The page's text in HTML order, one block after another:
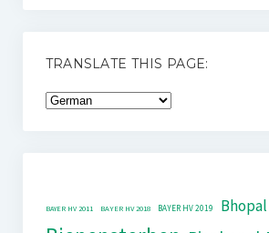
TRANSLATE THIS PAGE:
BAYER HV 2011 BAYER HV 2018 BAYER HV 2019 Bhopal